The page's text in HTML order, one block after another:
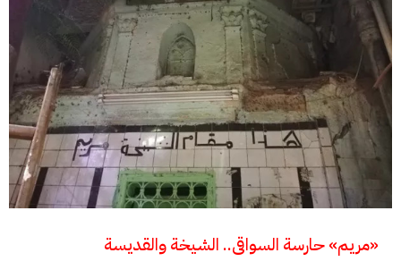
«مريم» حارسة السواقى.. الشيخة والقديسة